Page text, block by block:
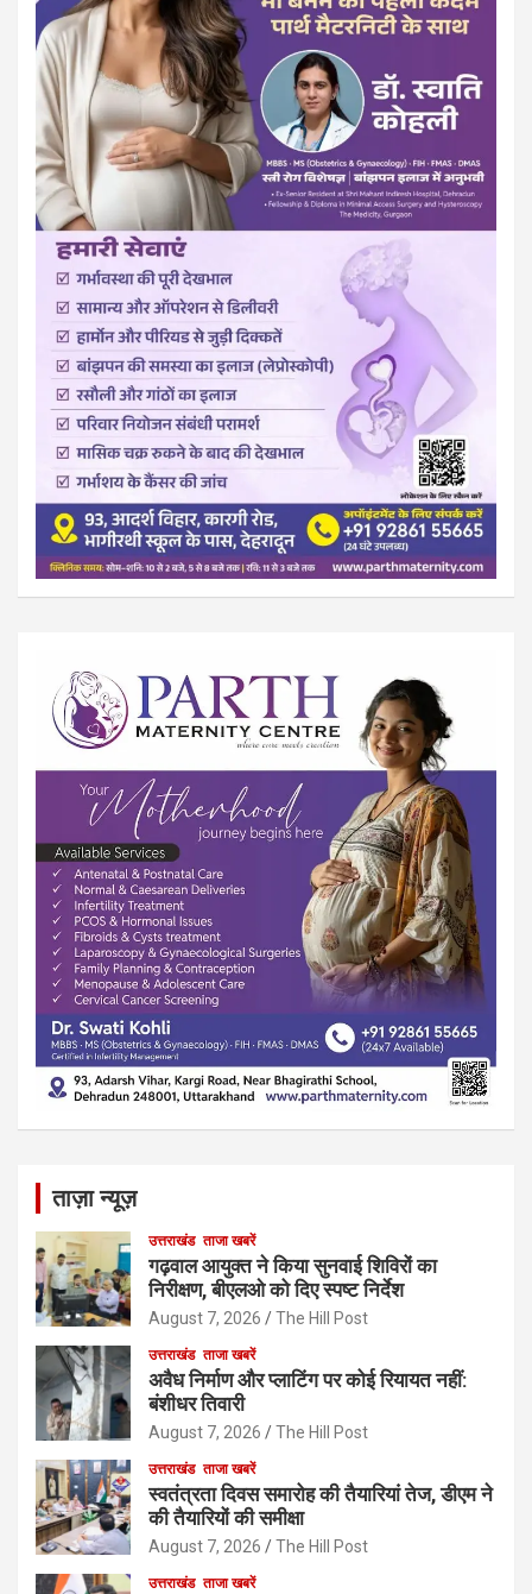
ताज़ा न्यूज़
उत्तराखंड ताजा खबरें
गढ़वाल आयुक्त ने किया सुनवाई शिविरों का
निरीक्षण, बीएलओ को दिए स्पष्ट निर्देश
August 7, 2026 The Hill Post
उत्तराखंड ताजा खबरें
अवैध निर्माण और प्लाटिंग पर कोई रियायत नहीं:
बंशीधर तिवारी
August 7, 2026 The Hill Post
उत्तराखंड ताजा खबरें
स्वतंत्रता दिवस समारोह की तैयारियां तेज, डीएम ने
की तैयारियों की समीक्षा
August 7, 2026 The Hill Post
उत्तराखंड ताजा खबरें